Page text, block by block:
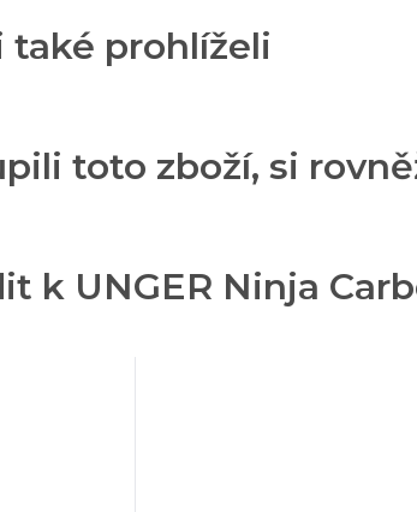
také prohlíželi
toto zboží, si
k UNGER Ninja